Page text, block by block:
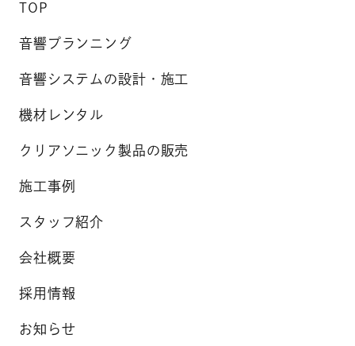
TOP
音響プランニング
音響システムの設計・施工
機材レンタル
クリアソニック製品の販売
施工事例
スタッフ紹介
会社概要
採用情報
お知らせ